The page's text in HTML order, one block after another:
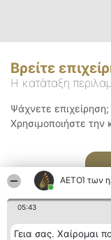
ΑΕΤΟΊ των
05:43
Γεια σας. Χαίρομαι
Βρείτε
Η κατάταξη
Ψάχνετε
Χρησιμοποιήστε την